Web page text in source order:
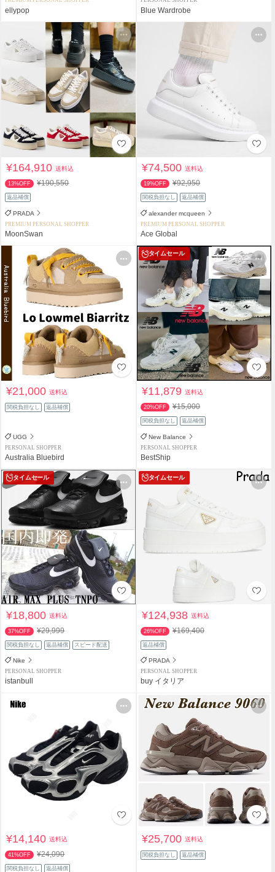
ellypop Blue Wardrobe
¥164,910送料込
13%OFF ¥190,550
返品補償
PRADA
PREMIUM PERSONAL SHOPPER
MoonSwan
¥74,500送料込
19%OFF ¥92,950
関税負担なし 返品補償
alexander mcqueen
PREMIUM PERSONAL SHOPPER
Ace Global
¥21,000送料込
関税負担なし 返品補償
UGG
PERSONAL SHOPPER
Australia Bluebird
タイムセール
¥11,879送料込
20%OFF ¥15,000
関税負担なし 返品補償
New Balance
PERSONAL SHOPPER
BestShip
タイムセール
¥18,800送料込
37%OFF ¥29,999
関税負担なし 返品補償 スピード配送
Nike
PERSONAL SHOPPER
istanbull
タイムセール
¥124,938送料込
26%OFF ¥169,400
返品補償
PRADA
PERSONAL SHOPPER
buy イタリア
¥14,140送料込
41%OFF ¥24,090
関税負担なし 返品補償
¥25,700送料込
関税負担なし 返品補償